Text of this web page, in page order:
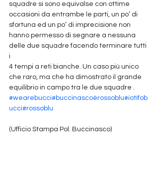
squadre si sono equivalse con ottime
occasioni da entrambe le parti, un po’ di
sfortuna ed un po’ di imprecisione non
hanno permesso di segnare a nessuna
delle due squadre facendo terminare tutti
i
4 tempi a reti bianche. Un caso più unico
che raro, ma che ha dimostrato il grande
equilibrio in campo tra le due squadre .
#wearebucci#buccinascoèrossoblu#iotifob
ucci#rossoblu
(Ufficio Stampa Pol. Buccinasco)